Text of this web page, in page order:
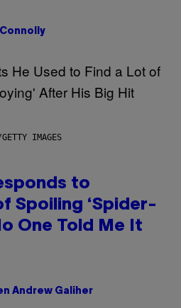
IMAGES
to
Spoiling ‘Spider-
One Told Me It
Andrew Galiher